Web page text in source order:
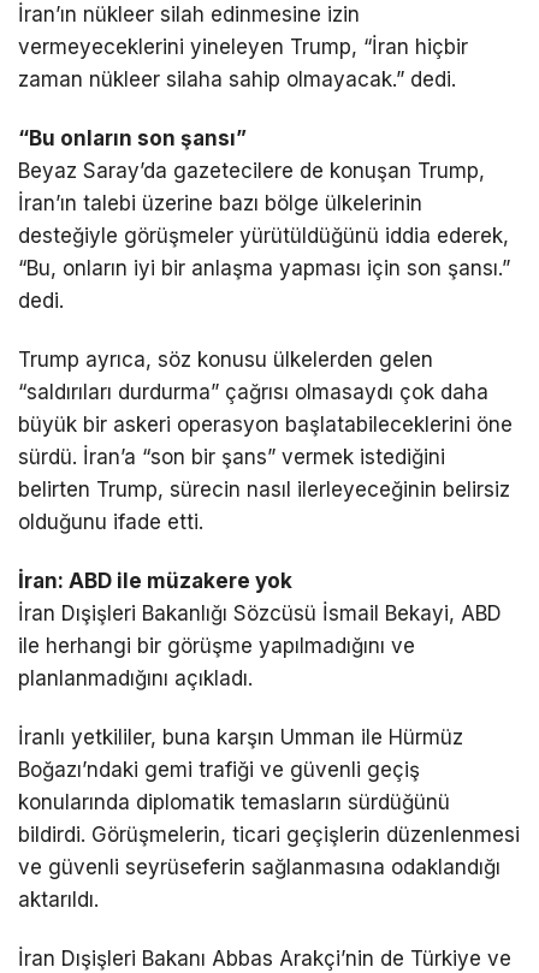
İran’ın nükleer silah edinmesine izin
vermeyeceklerini yineleyen Trump, “İran hiçbir
zaman nükleer silaha sahip olmayacak.” dedi.
“Bu onların son şansı”
Beyaz Saray’da gazetecilere de konuşan Trump,
İran’ın talebi üzerine bazı bölge ülkelerinin
desteğiyle görüşmeler yürütüldüğünü iddia ederek,
“Bu, onların iyi bir anlaşma yapması için son şansı.”
dedi.
Trump ayrıca, söz konusu ülkelerden gelen
“saldırıları durdurma” çağrısı olmasaydı çok daha
büyük bir askeri operasyon başlatabileceklerini öne
sürdü. İran’a “son bir şans” vermek istediğini
belirten Trump, sürecin nasıl ilerleyeceğinin belirsiz
olduğunu ifade etti.
İran: ABD ile müzakere yok
İran Dışişleri Bakanlığı Sözcüsü İsmail Bekayi, ABD
ile herhangi bir görüşme yapılmadığını ve
planlanmadığını açıkladı.
İranlı yetkililer, buna karşın Umman ile Hürmüz
Boğazı’ndaki gemi trafiği ve güvenli geçiş
konularında diplomatik temasların sürdüğünü
bildirdi. Görüşmelerin, ticari geçişlerin düzenlenmesi
ve güvenli seyrüseferin sağlanmasına odaklandığı
aktarıldı.
İran Dışişleri Bakanı Abbas Arakçi’nin de Türkiye ve